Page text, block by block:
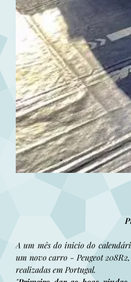
A um mês do inicio do
um novo carro - Peugeot
realizadas em Portugal.